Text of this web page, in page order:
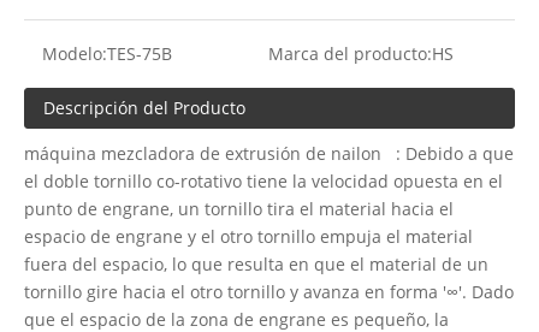
Modelo:TES-75B Marca del producto:HS
Descripción del Producto
máquina mezcladora de extrusión de nailon : Debido a que
el doble tornillo co-rotativo tiene la velocidad opuesta en el
punto de engrane, un tornillo tira el material hacia el
espacio de engrane y el otro tornillo empuja el material
fuera del espacio, lo que resulta en que el material de un
tornillo gire hacia el otro tornillo y avanza en forma '∞'. Dado
que el espacio de la zona de engrane es pequeño, la